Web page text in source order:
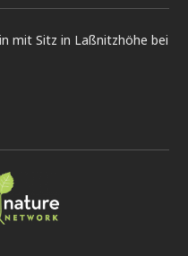
mit Sitz in Laßnitzhöhe bei